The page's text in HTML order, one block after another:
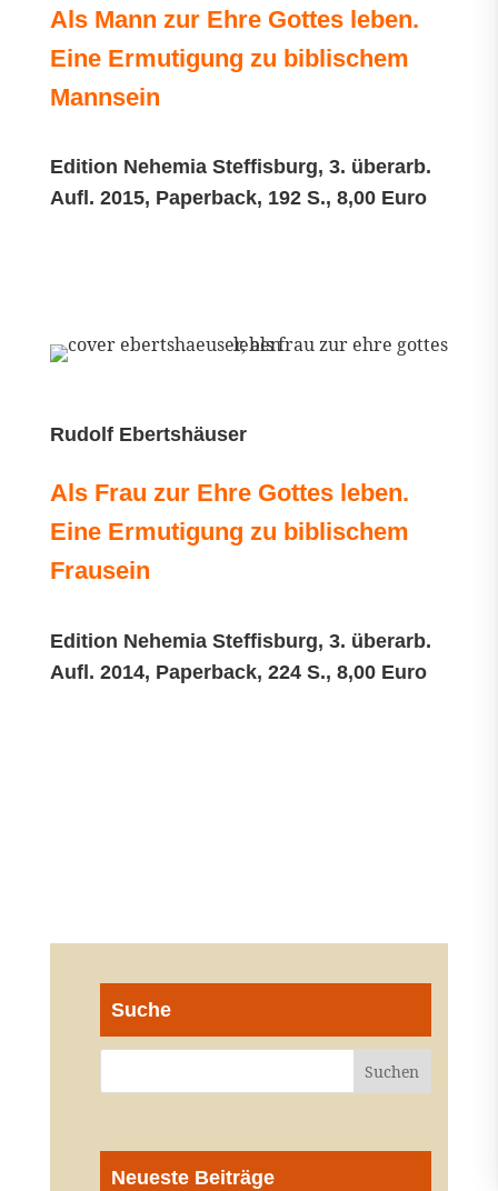
Als Mann zur Ehre Gottes leben.
Eine Ermutigung zu biblischem
Mannsein
Edition Nehemia Steffisburg, 3. überarb.
Aufl. 2015, Paperback, 192 S., 8,00 Euro
Rudolf Ebertshäuser
Als Frau zur Ehre Gottes leben.
Eine Ermutigung zu biblischem
Frausein
Edition Nehemia Steffisburg, 3. überarb.
Aufl. 2014, Paperback, 224 S., 8,00 Euro
Suche
Neueste Beiträge